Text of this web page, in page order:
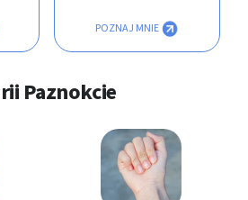
POZNAJ MNIE
Paznokcie